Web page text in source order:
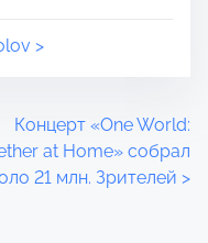
>
Концерт «One World:
at Home» собрал
21 млн. Зрителей >